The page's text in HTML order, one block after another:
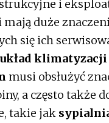
i
mają duże
się ich
układ klimatyzacji
musi obsłużyć
a często także
takie jak